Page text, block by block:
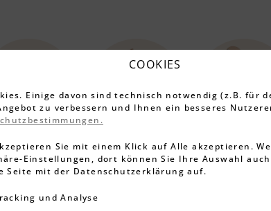
Nachtlichter
PERSONALISIERT
COOKIES
Einige davon sind technisch notwendig (z.B. für
zu verbessern und Ihnen ein besseres
Sie mit einem Klick auf Alle akzeptieren.
Einstellungen, dort können Sie Ihre Auswahl
Seite mit der Datenschutzerklärung auf.
und Analyse